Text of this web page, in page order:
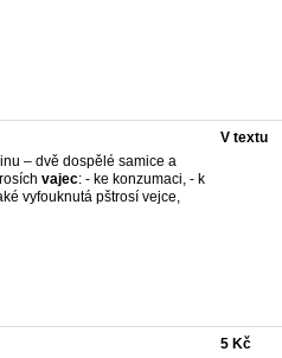
– dvě dospělé samice a
vajec: - ke konzumaci, - k
vyfouknutá pštrosí vejce,
V textu
5 Kč